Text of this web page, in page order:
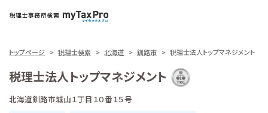
トップページ 税理士検索 北海道 釧路市 税理士法人トップマネジメント
税理士法人トップマネジメント
北海道釧路市城山１丁目１０番１５号